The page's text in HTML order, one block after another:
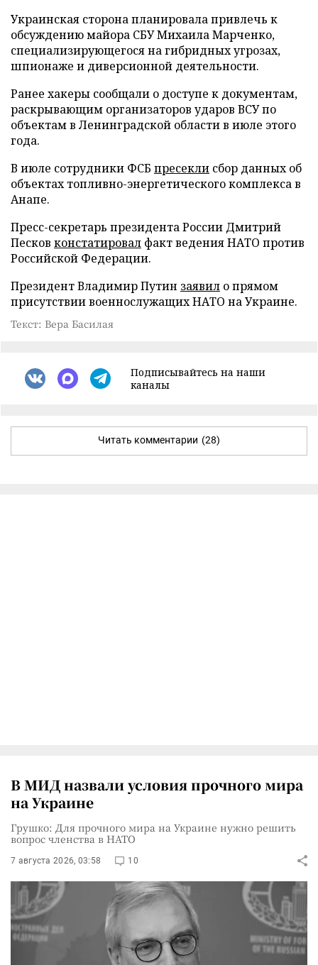
Украинская сторона планировала привлечь к
обсуждению майора СБУ Михаила Марченко,
специализирующегося на гибридных угрозах,
шпионаже и диверсионной деятельности.
Ранее хакеры сообщали о доступе к документам,
раскрывающим организаторов ударов ВСУ по
объектам в Ленинградской области в июле этого
года.
В июле сотрудники ФСБ пресекли сбор данных об
объектах топливно-энергетического комплекса в
Анапе.
Пресс-секретарь президента России Дмитрий
Песков констатировал факт ведения НАТО против
Российской Федерации.
Президент Владимир Путин заявил о прямом
присутствии военнослужащих НАТО на Украине.
Текст: Вера Басилая
Подписывайтесь на наши
каналы
Читать комментарии (28)
В МИД назвали условия прочного мира
на Украине
Грушко: Для прочного мира на Украине нужно решить
вопрос членства в НАТО
7 августа 2026, 03:58 10